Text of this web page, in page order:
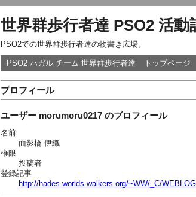
世界群歩行者達 PSO2 活動
PSO2での世界群歩行者達の物書き広場。
PSO2 ハガル チーム 世界群歩行者達 トップページ
プロフィール
ユーザー morumoru0217 のプロフィール
名前
面影橋 伊織
権限
投稿者
登録記事
http://hades.worlds-walkers.org/~WW/_C/